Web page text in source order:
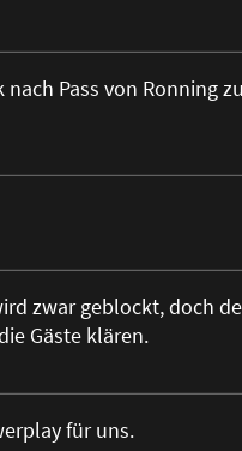
Pass von Ronning
zwar geblockt, doch
Gäste klären.
für uns.